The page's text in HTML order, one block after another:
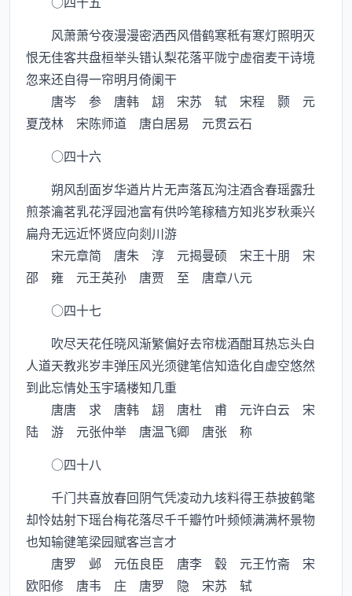
风萧萧兮夜漫漫密洒西风借鹤寒秪有寒灯照明灭
恨无佳客共盘桓举头错认梨花落平陇宁虚宿麦干诗境
忽来还自得一帘明月倚阑干
唐岑 参 唐韩 翃 宋苏 轼 宋程 颢 元
夏茂林 宋陈师道 唐白居易 元贯云石
○四十六
朔风刮面岁华遒片片无声落瓦沟注酒含春瑶露圱
煎茶瀹茗乳花浮园池富有供吟笔稼穑方知兆岁秋乘兴
扁舟无远近怀贤应向剡川游
宋元章简 唐朱 淳 元揭曼硕 宋王十朋 宋
邵 雍 元王英孙 唐贾 至 唐章八元
○四十七
吹尽天花任晓风渐繁偏好去帘栊酒酣耳热忘头白
人道天教兆岁丰弹压风光须徤笔信知造化自虚空悠然
到此忘情处玉宇璚楼知几重
唐唐 求 唐韩 翃 唐杜 甫 元许白云 宋
陆 游 元张仲举 唐温飞卿 唐张 称
○四十八
千门共喜放春回阴气凭凌动九垓料得王恭披鹤氅
却怜姑射下瑶台梅花落尽千千瓣竹叶频倾满满杯景物
也知输徤笔梁园赋客岂言才
唐罗 邺 元伍良臣 唐李 毂 元王竹斋 宋
欧阳修 唐韦 庄 唐罗 隐 宋苏 轼